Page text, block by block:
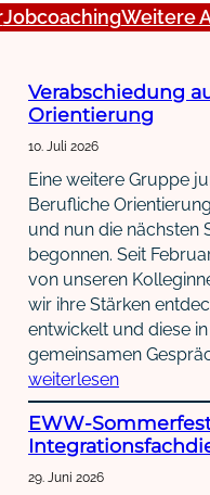
JobcoachingWeitere
Verabschiedung
Orientierung
10. Juli 2026
Eine weitere Gruppe
Berufliche
und nun die nächsten
begonnen. Seit
von unseren
wir ihre Stärken
entwickelt und diese
gemeinsamen
weiterlesen
EWW-
29. Juni 2026